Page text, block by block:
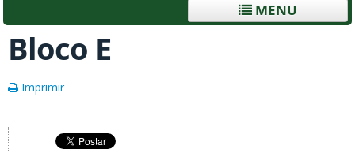
MENU
Bloco E
Imprimir